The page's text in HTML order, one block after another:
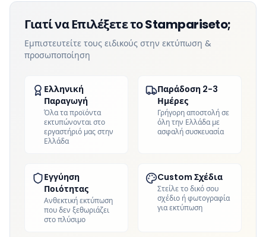
Γιατί να Επιλέξετε το Stampariseto;
Εμπιστευτείτε τους ειδικούς στην εκτύπωση &
προσωποποίηση
Ελληνική
Παραγωγή
Όλα τα προϊόντα
εκτυπώνονται στο
εργαστήριό μας στην
Ελλάδα
Παράδοση 2-3
Ημέρες
Γρήγορη αποστολή σε
όλη την Ελλάδα με
ασφαλή συσκευασία
Εγγύηση
Ποιότητας
Ανθεκτική εκτύπωση
που δεν ξεθωριάζει
στο πλύσιμο
Custom Σχέδια
Στείλε το δικό σου
σχέδιο ή φωτογραφία
για εκτύπωση